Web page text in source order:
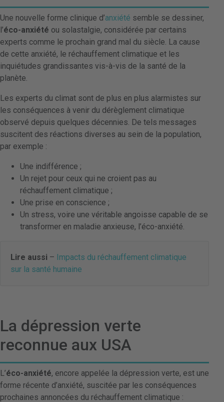
Une nouvelle forme clinique d’anxiété semble se dessiner,
l’éco-anxiété ou solastalgie, considérée par certains
experts comme le prochain grand mal du siècle. La cause
de cette anxiété, le réchauffement climatique et les
inquiétudes grandissantes vis-à-vis de la santé de la
planète.
Les experts du climat sont de plus en plus alarmistes sur
les conséquences à venir du dérèglement climatique
observé depuis quelques décennies. De tels messages
suscitent des réactions diverses au sein de la population,
par exemple :
Une indifférence ;
Un rejet pour ceux qui ne croient pas au
réchauffement climatique ;
Une prise en conscience ;
Un stress, voire une véritable angoisse capable de se
transformer en maladie anxieuse, l’éco-anxiété.
Lire aussi – Impacts du réchauffement climatique
sur la santé humaine
La dépression verte
reconnue aux USA
L’éco-anxiété, encore appelée la dépression verte, est une
forme récente d’anxiété, suscitée par les conséquences
prochaines annoncées du réchauffement climatique :